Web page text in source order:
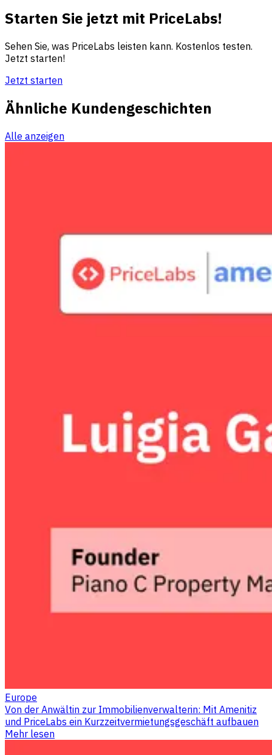
Starten Sie jetzt mit PriceLabs!
Sehen Sie, was PriceLabs leisten kann. Kostenlos testen.
Jetzt starten!
Jetzt starten
Ähnliche Kundengeschichten
Alle anzeigen
Europe
Von der Anwältin zur Immobilienverwalterin: Mit Amenitiz
und PriceLabs ein Kurzzeitvermietungsgeschäft aufbauen
Mehr lesen